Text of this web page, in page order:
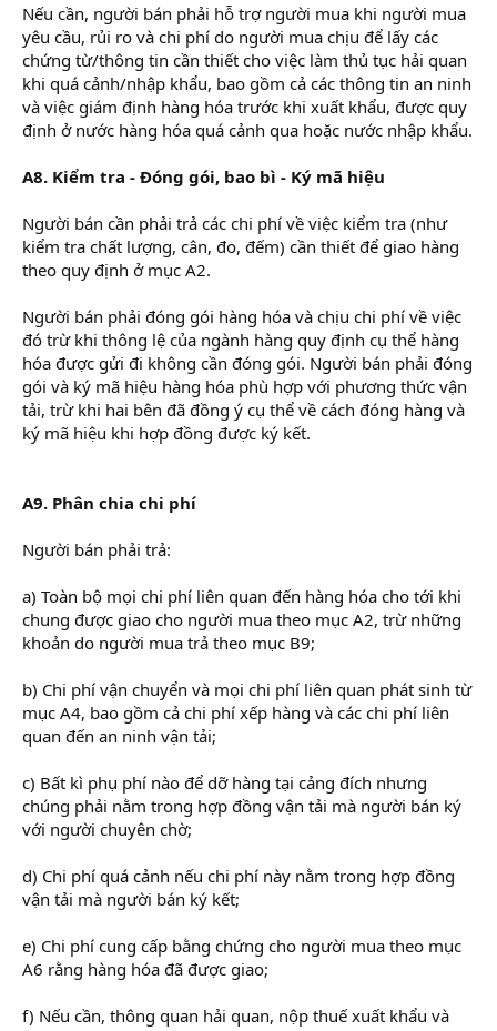
Nếu cần, người bán phải hỗ trợ người mua khi người mua
yêu cầu, rủi ro và chi phí do người mua chịu để lấy các
chứng từ/thông tin cần thiết cho việc làm thủ tục hải quan
khi quá cảnh/nhập khẩu, bao gồm cả các thông tin an ninh
và việc giám định hàng hóa trước khi xuất khẩu, được quy
định ở nước hàng hóa quá cảnh qua hoặc nước nhập khẩu.
A8. Kiểm tra - Đóng gói, bao bì - Ký mã hiệu
Người bán cần phải trả các chi phí về việc kiểm tra (như
kiểm tra chất lượng, cân, đo, đếm) cần thiết để giao hàng
theo quy định ở mục A2.
Người bán phải đóng gói hàng hóa và chịu chi phí về việc
đó trừ khi thông lệ của ngành hàng quy định cụ thể hàng
hóa được gửi đi không cần đóng gói. Người bán phải đóng
gói và ký mã hiệu hàng hóa phù hợp với phương thức vận
tải, trừ khi hai bên đã đồng ý cụ thể về cách đóng hàng và
ký mã hiệu khi hợp đồng được ký kết.
A9. Phân chia chi phí
Người bán phải trả:
a) Toàn bộ mọi chi phí liên quan đến hàng hóa cho tới khi
chung được giao cho người mua theo mục A2, trừ những
khoản do người mua trả theo mục B9;
b) Chi phí vận chuyển và mọi chi phí liên quan phát sinh từ
mục A4, bao gồm cả chi phí xếp hàng và các chi phí liên
quan đến an ninh vận tải;
c) Bất kì phụ phí nào để dỡ hàng tại cảng đích nhưng
chúng phải nằm trong hợp đồng vận tải mà người bán ký
với người chuyên chờ;
d) Chi phí quá cảnh nếu chi phí này nằm trong hợp đồng
vận tải mà người bán ký kết;
e) Chi phí cung cấp bằng chứng cho người mua theo mục
A6 rằng hàng hóa đã được giao;
f) Nếu cần, thông quan hải quan, nộp thuế xuất khẩu và